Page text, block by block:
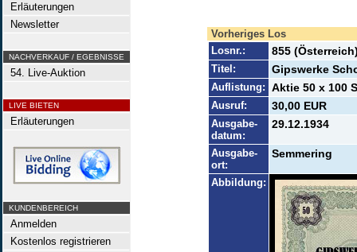
Erläuterungen
Newsletter
NACHVERKAUF / EGEBNISSE
54. Live-Auktion
LIVE BIETEN
Erläuterungen
KUNDENBEREICH
Anmelden
Kostenlos registrieren
Vorheriges Los
Losnr.:
855
Titel: Gipswerke
Auflistung: Aktie 50 x 100
Ausruf: 30,00 EUR
Ausgabe-
datum:
29.12.1934
Ausgabe-
ort:
Semmering
Abbildung: